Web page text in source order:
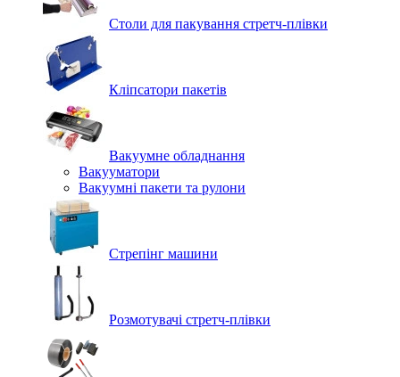
Столи для пакування стретч-плівки
Кліпсатори пакетів
Вакуумне обладнання
Вакууматори
Вакуумні пакети та рулони
Стрепінг машини
Розмотувачі стретч-плівки